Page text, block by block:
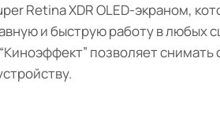
Retina XDR OLED-экраном,
и быструю работу в любых
позволяет